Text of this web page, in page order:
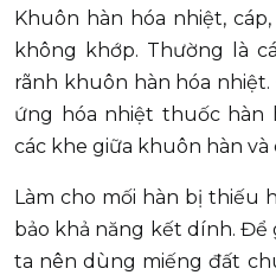
Khuôn hàn hóa nhiệt,
không khớp. Thường là
rãnh khuôn hàn hóa
ứng hóa nhiệt thuốc hàn
các khe giữa khuôn hàn và
Làm cho mối hàn bị thiếu
bảo khả năng kết dính.
ta nên dùng miếng đất